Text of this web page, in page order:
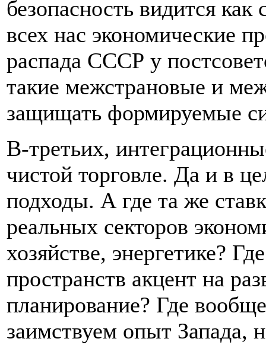
безопасность видится
всех нас экономические
распада СССР у
такие межстрановые и
защищать формируемые
В-третьих,
чистой торговле. Да и в
подходы. А где та же
реальных секторов
хозяйстве, энергетике?
пространств акцент на
планирование? Где
заимствуем опыт Запада,